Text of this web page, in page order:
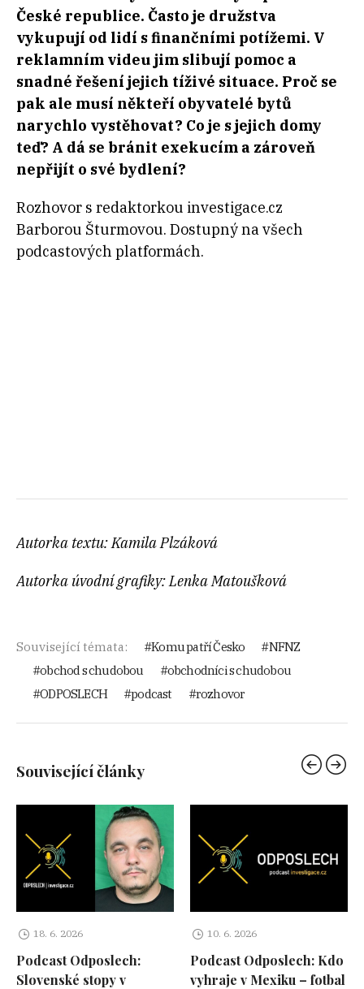
České republice. Často je družstva
vykupují od lidí s finančními potížemi. V
reklamním videu jim slibují pomoc a
snadné řešení jejich tíživé situace. Proč se
pak ale musí někteří obyvatelé bytů
narychlo vystěhovat? Co je s jejich domy
teď? A dá se bránit exekucím a zároveň
nepřijít o své bydlení?
Rozhovor s redaktorkou investigace.cz
Barborou Šturmovou. Dostupný na všech
podcastových platformách.
Autorka textu: Kamila Plzáková
Autorka úvodní grafiky: Lenka Matoušková
Související témata: Komu patří Česko
NFNZ
obchod s chudobou
obchodníci s chudobou
ODPOSLECH
podcast rozhovor
Související články
18. 6. 2026
Podcast Odposlech:
Slovenské stopy v
10. 6. 2026
Podcast Odposlech: Kdo
vyhraje v Mexiku – fotbal